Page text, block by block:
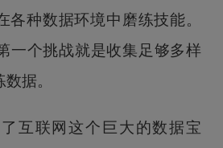
各种数据环境中磨练技能。
一个挑战就是收集足够多样
据。
互联网这个巨大的数据宝